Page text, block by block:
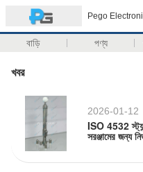
Pego
বাড়ি পণ্য
খবর
2026-01-12
ISO 4532
সরঞ্জামের জন্য